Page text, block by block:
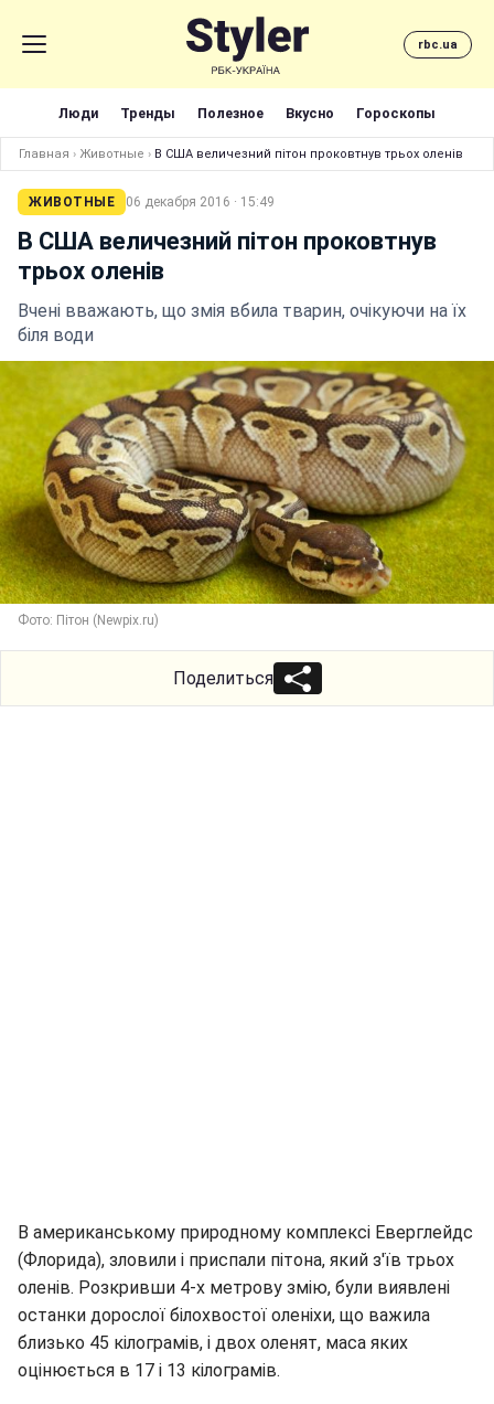
rbc.ua
Люди Тренды Полезное Вкусно Гороскопы
Главная › Животные › В США величезний пітон проковтнув трьох оленів
ЖИВОТНЫЕ 06 декабря 2016 · 15:49
В США величезний пітон проковтнув
трьох оленів
Вчені вважають, що змія вбила тварин, очікуючи на їх
біля води
Фото: Пітон (Newpix.ru)
Поделиться
В американському природному комплексі Еверглейдс
(Флорида), зловили і приспали пітона, який з'їв трьох
оленів. Розкривши 4-х метрову змію, були виявлені
останки дорослої білохвостої оленіхи, що важила
близько 45 кілограмів, і двох оленят, маса яких
оцінюється в 17 і 13 кілограмів.